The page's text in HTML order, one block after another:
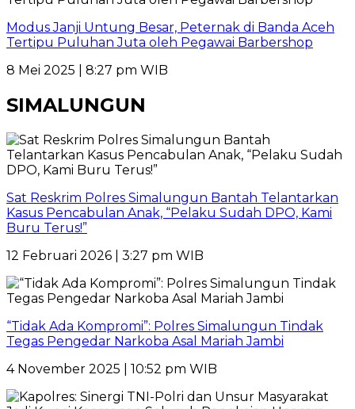
Modus Janji Untung Besar, Peternak di Banda Aceh
Tertipu Puluhan Juta oleh Pegawai Barbershop
8 Mei 2025 | 8:27 pm WIB
SIMALUNGUN
Sat Reskrim Polres Simalungun Bantah Telantarkan
Kasus Pencabulan Anak, “Pelaku Sudah DPO, Kami
Buru Terus!”
12 Februari 2026 | 3:27 pm WIB
“Tidak Ada Kompromi”: Polres Simalungun Tindak
Tegas Pengedar Narkoba Asal Mariah Jambi
4 November 2025 | 10:52 pm WIB